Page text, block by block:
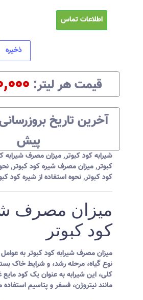
اطلاعات تماس
ذخیره
قیمت هرلیتر:‌
آخرین تاریخ
پیش
شیرابه کود کبوتر,میزان مصرف شیرابه
کبوتر,میزان مصرف شیره کود کبوتر,
کود کبوتر,نحوه استفاده از شیره کود
میزان مصرف
کود کبوتر
میزان مصرف شیرابه کود کبوتر به
نوع گیاه، مرحله رشد، و شرایط خاک
کلی، این شیرابه به عنوان یک کود
مانند نیتروژن، فسفر و پتاسیم